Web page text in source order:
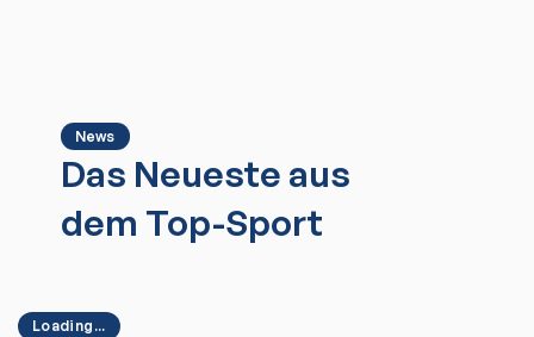
News
Das Neueste aus
dem Top-Sport
Loading...